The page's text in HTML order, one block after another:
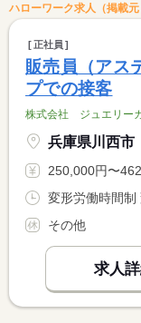
ハローワーク求人（掲載元
正社員
販売員（アス
プでの接客
株式会社 ジュエリー
兵庫県川西市
250,000円〜462,000円 ※フルタイ
その他
求人